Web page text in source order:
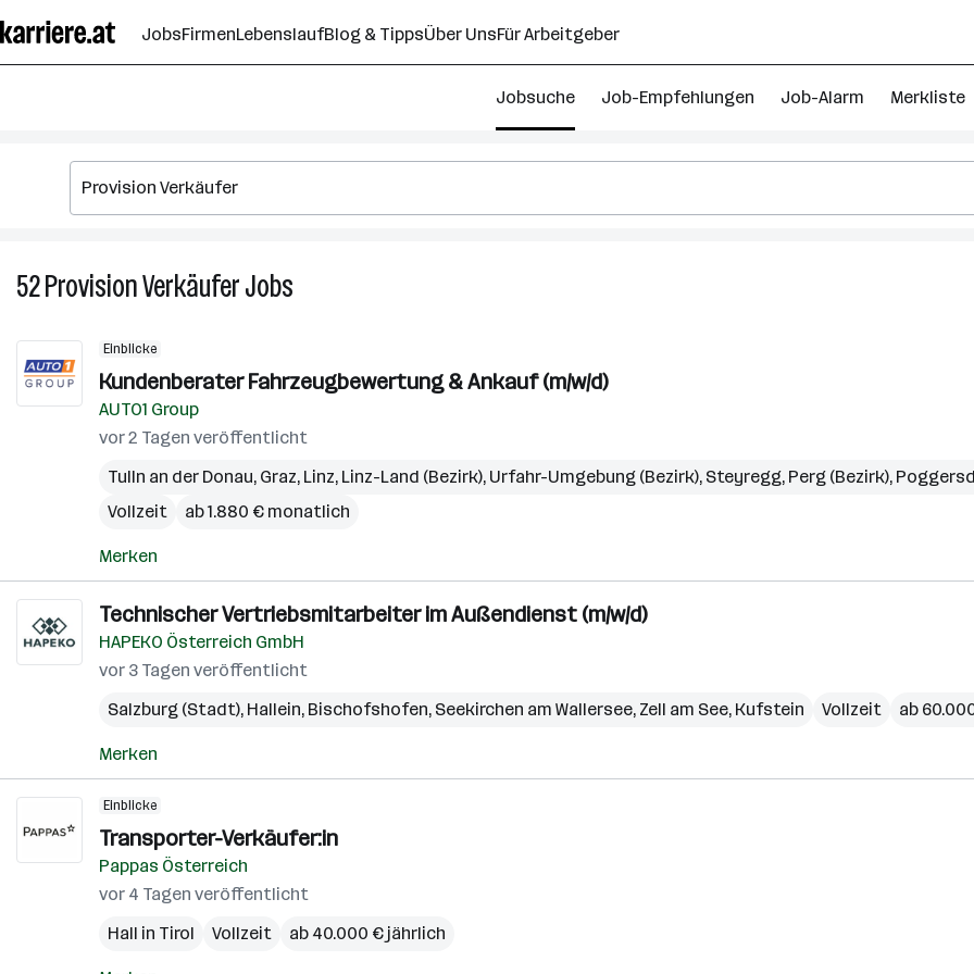
Seiteninhalt
springen
JobsFirmenLebenslaufBlog & TippsÜber UnsFür Arbeitgeber
Jobsuche Job-Empfehlungen Job-Alarm Merkliste
52Provision VerkäuferJobs
Einblicke
Kundenberater Fahrzeugbewertung & Ankauf (m/w/d)
AUTO1 Group
vor 2 Tagen veröffentlicht
Tulln an der Donau, Graz, Linz, Linz-Land (Bezirk), Urfahr-Umgebung (Bezirk), Steyregg, Perg (Bezirk),
Vollzeit
ab 1.880 € monatlich
Merken
Technischer Vertriebsmitarbeiter im Außendienst (m/w/d)
HAPEKO Österreich GmbH
vor 3 Tagen veröffentlicht
Salzburg (Stadt), Hallein, Bischofshofen, Seekirchen am Wallersee, Zell am See, Kufstein Vollzeit ab
Merken
Einblicke
Transporter-Verkäufer:in
Pappas Österreich
vor 4 Tagen veröffentlicht
Hall in Tirol
Vollzeit ab 40.000 € jährlich